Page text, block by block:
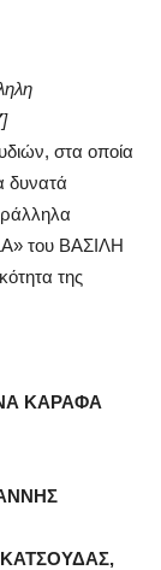
]
στα οποία
δυνατά
του ΒΑΣΙΛΗ
της
ΚΑΡΑΦΑ